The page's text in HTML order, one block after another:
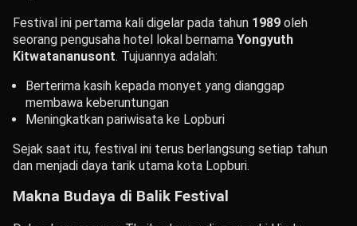
Festival ini pertama kali digelar pada tahun 1989 oleh
seorang pengusaha hotel lokal bernama Yongyuth
Kitwatananusont. Tujuannya adalah:
Berterima kasih kepada monyet yang dianggap
membawa keberuntungan
Meningkatkan pariwisata ke Lopburi
Sejak saat itu, festival ini terus berlangsung setiap tahun
dan menjadi daya tarik utama kota Lopburi.
Makna Budaya di Balik Festival